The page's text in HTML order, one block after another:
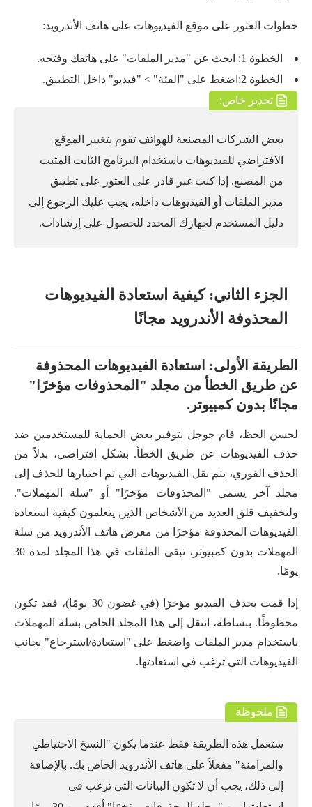
خطوات العثور على موقع الفيديوهات على هاتف الأندرويد:
الخطوة 1: ابحث عن "مدير الملفات" على هاتفك وفتحه.
الخطوة 2:اضغط على "الفئة" > "فيديو" داخل التطبيق.
تحذير خاص:
بعض الشركات المصنعة للهواتف تقوم بتغيير الموقع
الافتراضي للفيديوهات باستخدام البرنامج الثابت المثبت
من المصنع. إذا كنت غير قادر على العثور على تطبيق
مدير الملفات أو الفيديوهات داخله، يجب عليك الرجوع إلى
دليل المستخدم لجهازك المحدد للحصول على إرشادات.
الجزء الثاني: كيفية استعادة الفيديوهات
المحذوفة الأندرويد مجانًا
الطريقة الأولى: استعادة الفيديوهات المحذوفة
عن طريق الخطأ من مجلد "المحذوفات مؤخرًا"
مجانًا بدون كمبيوتر.
لحسن الحظ، قام جوجل بتوفير بعض الحماية للمستخدمين ضد
حذف الفيديوهات عن طريق الخطأ. بشكل افتراضي، بدلاً من
الحذف الفوري، يتم نقل الفيديوهات التي تم اختيارها للحذف إلى
مجلد آخر يسمى "المحذوفات مؤخرًا" أو "سلة المهملات".
ولتخفيف قلق العديد من الأشخاص الذين يتعلمون كيفية استعادة
الفيديوهات المحذوفة مؤخرًا من معرض هاتف الأندرويد من سلة
المهملات بدون كمبيوتر، تبقى الملفات في هذا المجلد لمدة 30
يومًا.
إذا قمت بحذف الفيديو مؤخرًا (في غضون 30 يومًا)، فقد تكون
محظوظًا. ببساطة، انتقل إلى هذا المجلد الخاص بسلة المهملات
باستخدام مدير الملفات واضغط على "استعادة/استرجاع" بجانب
الفيديوهات التي ترغب في استعادتها.
ملحوظة
ستعمل هذه الطريقة فقط عندما يكون "النسخ الاحتياطي
والمزامنة" مفعلاً على هاتف الأندرويد الخاص بك. بالإضافة
إلى ذلك، يجب أن لا تكون البيانات التي ترغب في